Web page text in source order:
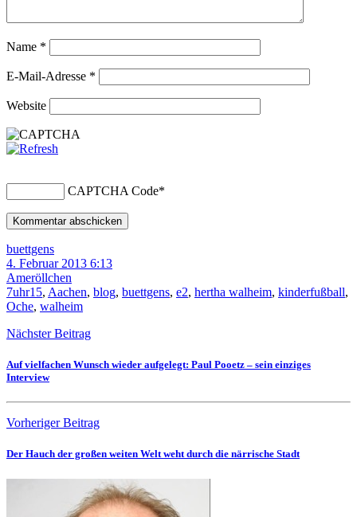
Name *
E-Mail-Adresse *
Website
CAPTCHA Code*
buettgens
4. Februar 2013 6:13
Ameröllchen
7uhr15, Aachen, blog, buettgens, e2, hertha walheim, kinderfußball,
Oche, walheim
Nächster Beitrag
Auf vielfachen Wunsch wieder aufgelegt: Paul Pooetz – sein einziges
Interview
Vorheriger Beitrag
Der Hauch der großen weiten Welt weht durch die närrische Stadt